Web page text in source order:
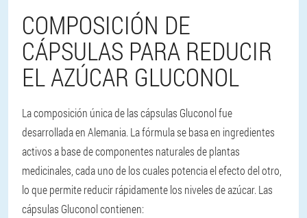
COMPOSICIÓN DE
CÁPSULAS PARA REDUCIR
EL AZÚCAR GLUCONOL
La composición única de las cápsulas Gluconol fue
desarrollada en Alemania. La fórmula se basa en ingredientes
activos a base de componentes naturales de plantas
medicinales, cada uno de los cuales potencia el efecto del otro,
lo que permite reducir rápidamente los niveles de azúcar. Las
cápsulas Gluconol contienen: